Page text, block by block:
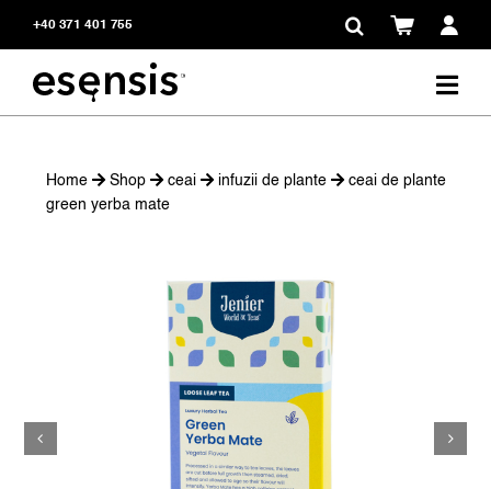
+40 371 401 755
Home Shop ceai infuzii de plante
ceai de plante
green yerba mate